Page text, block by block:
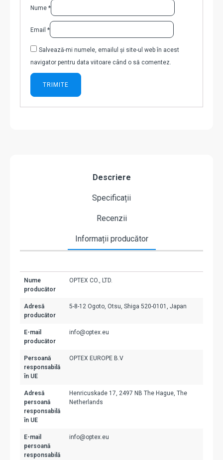
Nume *
Email *
Salvează-mi numele, emailul și site-ul web în acest
navigator pentru data viitoare când o să comentez.
Descriere
Specificații
Recenzii
Informații producător
Nume
producător
OPTEX CO., LTD.
Adresă
producător
5-8-12 Ogoto, Otsu, Shiga 520-0101, Japan
E-mail
producător
info@optex.eu
Persoană
responsabilă
în UE
OPTEX EUROPE B.V
Adresă
persoană
responsabilă
în UE
Henricuskade 17, 2497 NB The Hague, The
Netherlands
E-mail
persoană
responsabilă
info@optex.eu